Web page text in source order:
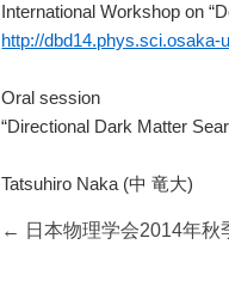
International Workshop on
http://dbd14.phys.sci.osaka-
Oral session
“Directional Dark Matter
Tatsuhiro Naka (中 竜大)
← 日本物理学会2014年